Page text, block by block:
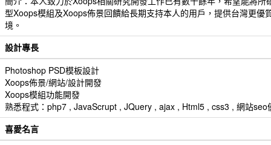
型Xoops模組及Xoops佈景回饋給長期支持本人的用戶，提供台灣更優
境。
設計專長
Photoshop PSD模板設計
Xoops佈景/網站/設計開發
Xoops模組功能開發
熟悉程式：php7 , JavaScrupt , JQuery , ajax , Html5 , css3 , 網站seo
喜愛名言